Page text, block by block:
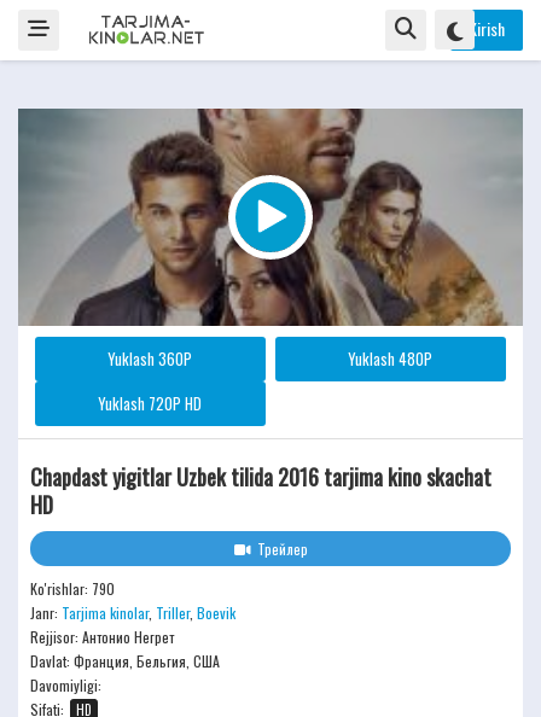
Kirish
Yuklash 360P
Yuklash 480P
Yuklash 720P HD
Chapdast yigitlar Uzbek tilida 2016 tarjima kino skachat
HD
Трейлер
Ko'rishlar: 790
Janr: Tarjima kinolar, Triller, Boevik
Rejjisor: Антонио Негрет
Davlat: Франция, Бельгия, США
Davomiyligi:
Sifati:
HD